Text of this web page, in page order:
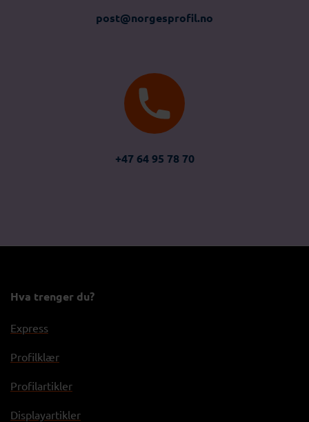
post@norgesprofil.no
+47 64 95 78 70
Hva trenger du?
Express
Profilklær
Profilartikler
Displayartikler